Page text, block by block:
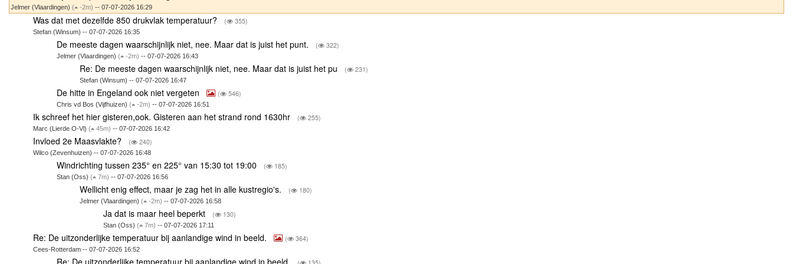
Jelmer (Vlaardingen) ( -2m) -- 07-07-2026 16:29
Was dat met dezelfde 850 drukvlak temperatuur? ( 355)
Stefan (Winsum) -- 07-07-2026 16:35
De meeste dagen waarschijnlijk niet, nee. Maar dat is juist het punt. ( 322)
Jelmer (Vlaardingen) ( -2m) -- 07-07-2026 16:43
Re: De meeste dagen waarschijnlijk niet, nee. Maar dat is juist het pu ( 231)
Stefan (Winsum) -- 07-07-2026 16:47
De hitte in Engeland ook niet vergeten ( 546)
Chris vd Bos (Vijfhuizen) ( -2m) -- 07-07-2026 16:51
Ik schreef het hier gisteren,ook. Gisteren aan het strand rond 1630hr ( 255)
Marc (Lierde O-Vl)( 45m) -- 07-07-2026 16:42
Invloed 2e Maasvlakte? ( 240)
Wilco (Zevenhuizen) -- 07-07-2026 16:48
Windrichting tussen 235° en 225° van 15:30 tot 19:00 ( 185)
Stan (Oss) ( 7m) -- 07-07-2026 16:56
Wellicht enig effect, maar je zag het in alle kustregio's. ( 180)
Jelmer (Vlaardingen)( -2m) -- 07-07-2026 16:58
Ja dat is maar heel beperkt ( 130)
Stan (Oss) ( 7m) -- 07-07-2026 17:11
Re: De uitzonderlijke temperatuur bij aanlandige wind in beeld. ( 364)
Cees-Rotterdam -- 07-07-2026 16:52